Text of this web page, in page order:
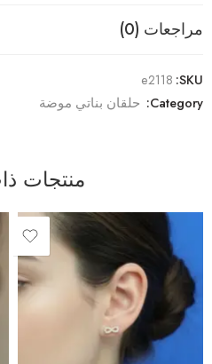
مراجعات (0)
SKU:
e2118
Category:
حلقان بناتي موضة
منتجات